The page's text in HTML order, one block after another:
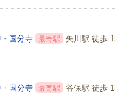
国分寺 最寄駅 矢川駅 徒歩
国分寺 最寄駅 谷保駅 徒歩